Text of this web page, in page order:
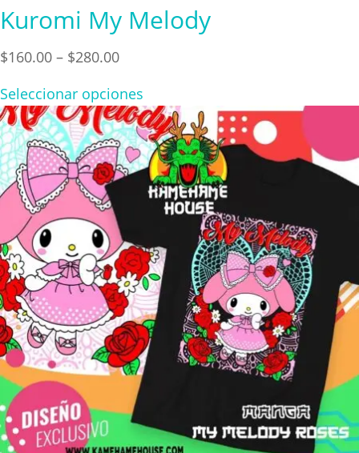
Kuromi My Melody
$160.00 – $280.00Price
$160.00
through
$280.00
Seleccionar opciones